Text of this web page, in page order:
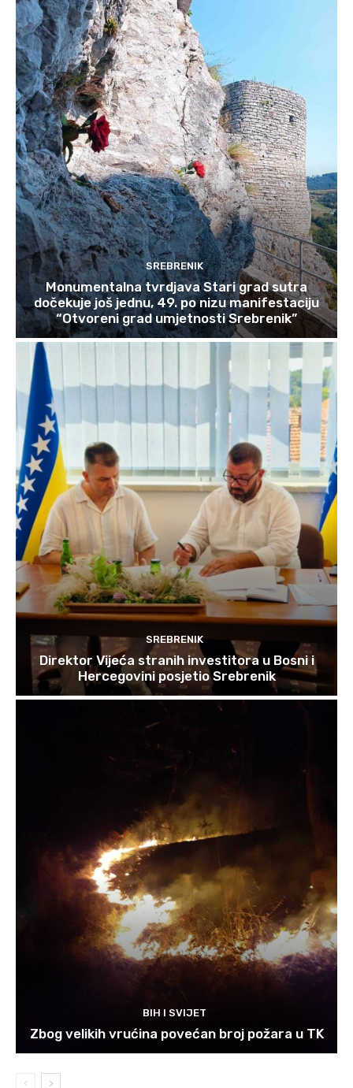
SREBRENIK
Monumentalna tvrdjava Stari grad sutra
dočekuje još jednu, 49. po nizu manifestaciju
“Otvoreni grad umjetnosti Srebrenik”
SREBRENIK
Direktor Vijeća stranih investitora u Bosni i
Hercegovini posjetio Srebrenik
BIH I SVIJET
Zbog velikih vrućina povećan broj požara u TK